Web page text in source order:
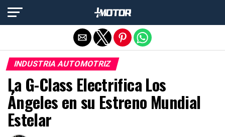
INDUSTRIA AUTOMOTRIZ
La G-Class Electrifica Los
Ángeles en su Estreno Mundial
Estelar
Salir de la versión móvil